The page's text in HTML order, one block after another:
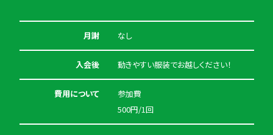
月謝 なし
入会後 動きやすい服装でお越しください！
費用について
参加費
500円/1回